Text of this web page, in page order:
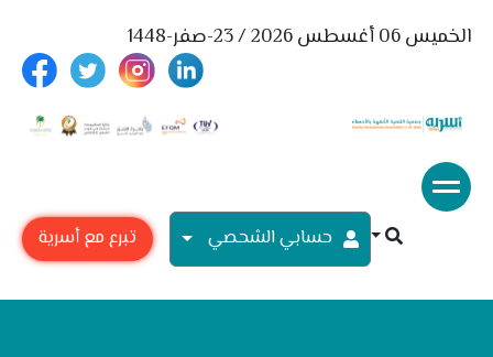
الخميس 06 أغسطس 2026 / 23-صفر-1448
حسابي الشحصي تبرع مع أسرية